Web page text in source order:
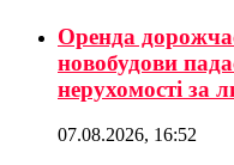
Оренда
новобудови
нерухомості за
07.08.2026, 16:52